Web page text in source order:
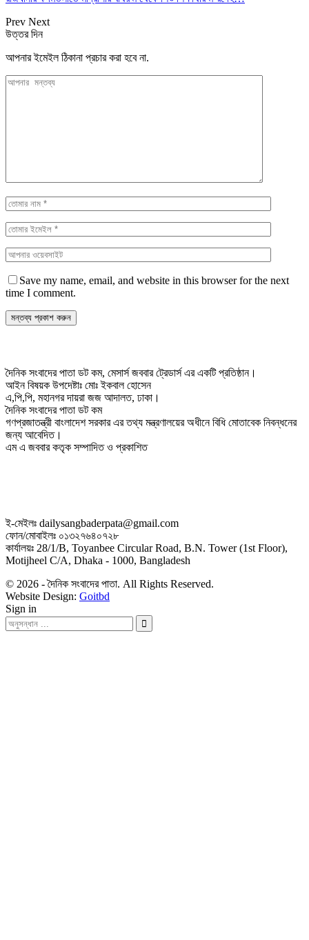
Prev Next
উত্তর দিন
আপনার ইমেইল ঠিকানা প্রচার করা হবে না.
Save my name, email, and website in this browser for the next
time I comment.
দৈনিক সংবাদের পাতা ডট কম, মেসার্স জববার ট্রেডার্স এর একটি প্রতিষ্ঠান।
আইন বিষয়ক উপদেষ্টাঃ মোঃ ইকবাল হোসেন
এ,পি,পি, মহানগর দায়রা জজ আদালত, ঢাকা।
দৈনিক সংবাদের পাতা ডট কম
গণপ্রজাতন্ত্রী বাংলাদেশ সরকার এর তথ্য মন্ত্রণালয়ের অধীনে বিধি মোতাবেক নিবন্ধনের
জন্য আবেদিত।
এম এ জববার কতৃক সম্পাদিত ও প্রকাশিত
ই-মেইলঃ dailysangbaderpata@gmail.com
ফোন/মোবাইলঃ ০১৩২৭৬৪০৭২৮
কার্যালয়ঃ 28/1/B, Toyanbee Circular Road, B.N. Tower (1st Floor),
Motijheel C/A, Dhaka - 1000, Bangladesh
© 2026 - দৈনিক সংবাদের পাতা. All Rights Reserved.
Website Design: Goitbd
Sign in